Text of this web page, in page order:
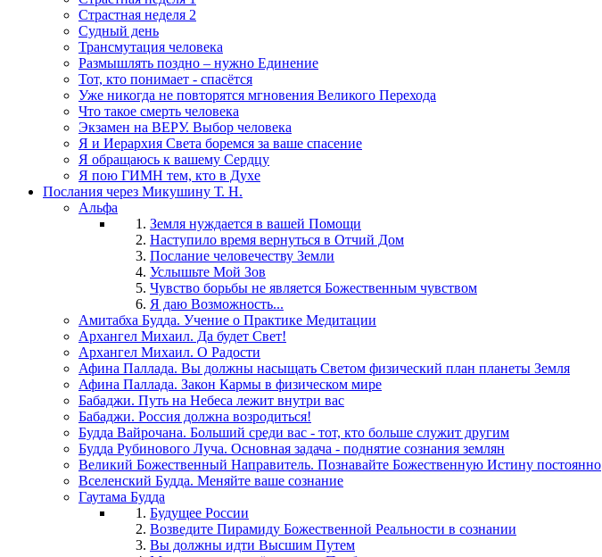
Страстная неделя 2
Судный день
Трансмутация человека
Размышлять поздно – нужно Единение
Тот, кто понимает - спасётся
Уже никогда не повторятся мгновения Великого Перехода
Что такое смерть человека
Экзамен на ВЕРУ. Выбор человека
Я и Иерархия Света боремся за ваше спасение
Я обращаюсь к вашему Сердцу
Я пою ГИМН тем, кто в Духе
Послания через Микушину Т. Н.
Альфа
Земля нуждается в вашей Помощи
Наступило время вернуться в Отчий Дом
Послание человечеству Земли
Услышьте Мой Зов
Чувство борьбы не является Божественным чувством
Я даю Возможность...
Амитабха Будда. Учение о Практике Медитации
Архангел Михаил. Да будет Свет!
Архангел Михаил. О Радости
Афина Паллада. Вы должны насыщать Светом физический план планеты Земля
Афина Паллада. Закон Кармы в физическом мире
Бабаджи. Путь на Небеса лежит внутри вас
Бабаджи. Россия должна возродиться!
Будда Вайрочана. Больший среди вас - тот, кто больше служит другим
Будда Рубинового Луча. Основная задача - поднятие сознания землян
Великий Божественный Направитель. Познавайте Божественную Истину постоянно
Вселенский Будда. Меняйте ваше сознание
Гаутама Будда
Будущее России
Возведите Пирамиду Божественной Реальности в сознании
Вы должны идти Высшим Путем